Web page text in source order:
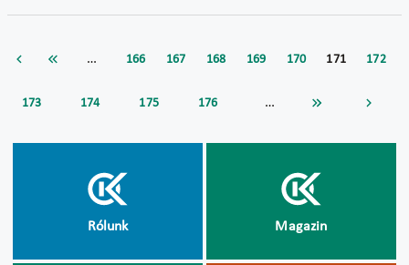
… 166 167 168 169 170 171 172
173 174 175 176 …
Rólunk Magazin